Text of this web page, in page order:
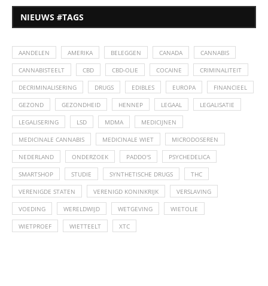
NIEUWS #TAGS
AANDELEN AMERIKA BELEGGEN CANADA CANNABIS
CANNABISTEELT CBD CBD-OLIE COCAINE CRIMINALITEIT
DECRIMINALISERING DRUGS EDIBLES EUROPA FINANCIEEL
GEZOND GEZONDHEID HENNEP LEGAAL LEGALISATIE
LEGALISERING LSD MDMA MEDICIJNEN
MEDICINALE CANNABIS MEDICINALE WIET MICRODOSEREN
NEDERLAND ONDERZOEK PADDO'S PSYCHEDELICA
SMARTSHOP STUDIE SYNTHETISCHE DRUGS THC
VERENIGDE STATEN VERENIGD KONINKRIJK VERSLAVING
VOEDING WERELDWIJD WETGEVING WIETOLIE
WIETPROEF WIETTEELT XTC